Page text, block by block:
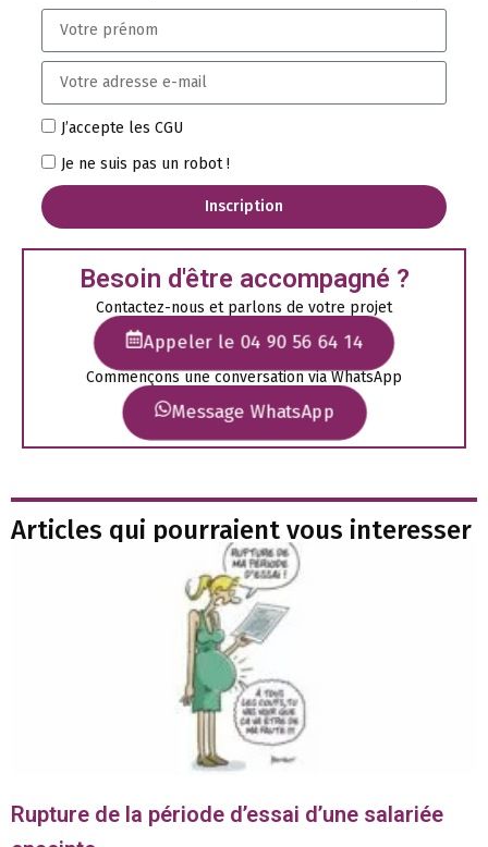
J’accepte les CGU
Je ne suis pas un robot !
Inscription
Besoin d'être accompagné ?
Contactez-nous et parlons de votre projet
Appeler le 04 90 56 64 14
Commençons une conversation via WhatsApp
Message WhatsApp
Articles qui pourraient vous interesser
Rupture de la période d’essai d’une salariée